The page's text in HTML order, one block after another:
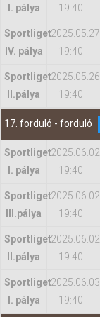
I. pálya
19:40
Sportliget
IV. pálya
2025.05.27
19:40
Sportliget
II.pálya
2025.05.26
19:40
17. forduló - forduló
Sportliget
I. pálya
2025.06.02
19:40
Sportliget
IIl.pálya
2025.06.02
19:40
Sportliget
II.pálya
2025.06.02
19:40
Sportliget
I. pálya
2025.06.03
19:40